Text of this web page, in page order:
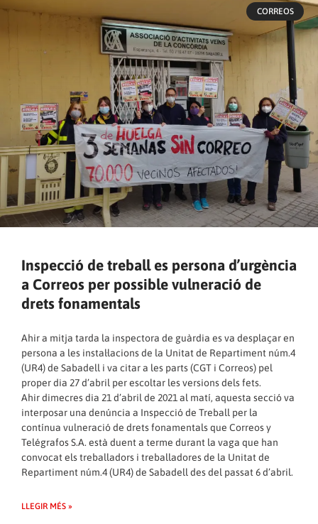
CORREOS
Inspecció de treball es persona d’urgència
a Correos per possible vulneració de
drets fonamentals
Ahir a mitja tarda la inspectora de guàrdia es va desplaçar en
persona a les instal·lacions de la Unitat de Repartiment núm.4
(UR4) de Sabadell i va citar a les parts (CGT i Correos) pel
proper dia 27 d’abril per escoltar les versions dels fets.
Ahir dimecres dia 21 d’abril de 2021 al matí, aquesta secció va
interposar una denúncia a Inspecció de Treball per la
contínua vulneració de drets fonamentals que Correos y
Telégrafos S.A. està duent a terme durant la vaga que han
convocat els treballadors i treballadores de la Unitat de
Repartiment núm.4 (UR4) de Sabadell des del passat 6 d’abril.
LLEGIR MÉS »